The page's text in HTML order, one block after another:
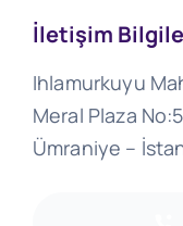
İletişim
Ihlamurkuyu
Meral Plaza
Ümraniye –